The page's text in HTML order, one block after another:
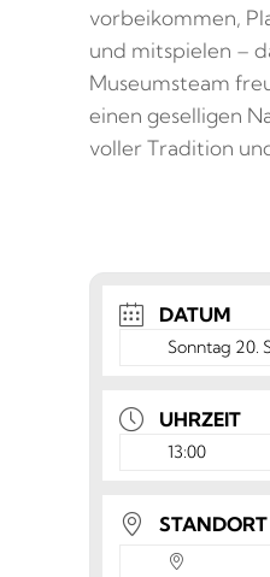
vorbeikommen,
und mitspielen –
Museumsteam
einen geselligen
voller Tradition
DATUM
Sonntag 20.
UHRZEIT
13:00
STANDORT